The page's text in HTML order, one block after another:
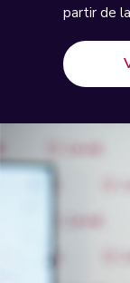
partir de